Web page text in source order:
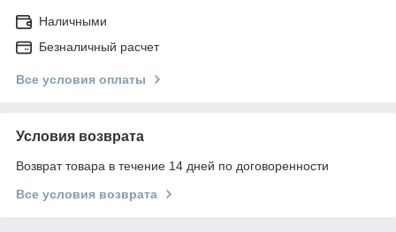
Наличными
Безналичный расчет
Все условия оплаты
Условия возврата
Возврат товара в течение 14 дней по договоренности
Все условия возврата